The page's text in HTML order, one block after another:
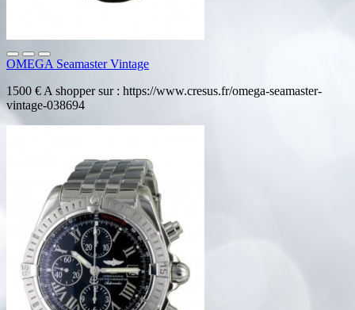
OMEGA Seamaster Vintage
1500 € A shopper sur : https://www.cresus.fr/omega-seamaster-
vintage-038694